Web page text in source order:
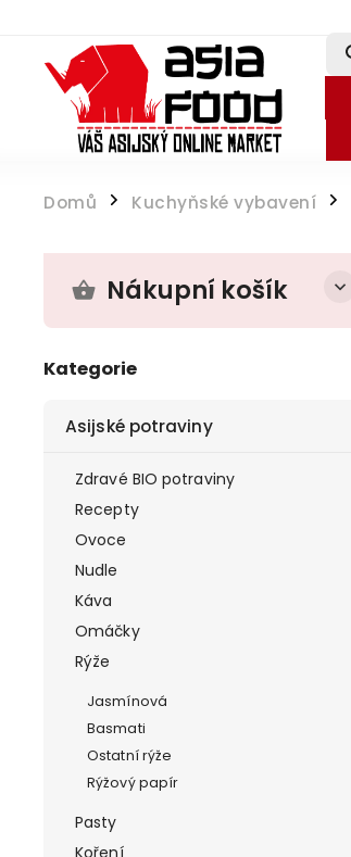
Domů / Kuchyňské vybavení /
Nákupní košík
Kategorie
Asijské potraviny
Zdravé BIO potraviny
Recepty
Ovoce
Nudle
Káva
Omáčky
Rýže
Jasmínová
Basmati
Ostatní rýže
Rýžový papír
Pasty